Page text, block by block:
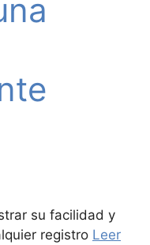
su facilidad y
registro Leer